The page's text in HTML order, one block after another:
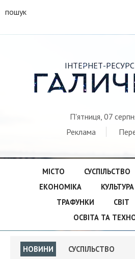
пошук
ІНТЕРНЕТ-
П'ятниця, 07
Реклама
МІСТО СУСПІЛЬСТВО
ЕКОНОМІКА
КУЛЬТУРА
ТРАФУНКИ
СВІТ
ОСВІТА ТА
НОВИНИ СУСПІЛЬСТВО